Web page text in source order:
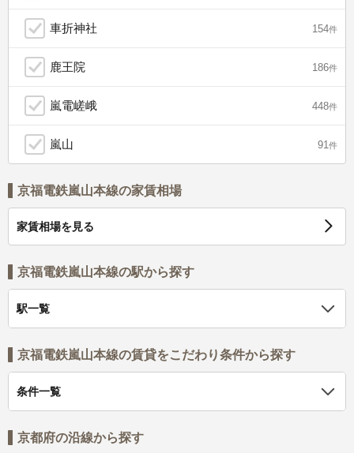
車折神社 154件
鹿王院 186件
嵐電嵯峨 448件
嵐山 91件
京福電鉄嵐山本線の家賃相場
家賃相場を見る
京福電鉄嵐山本線の駅から探す
駅一覧
京福電鉄嵐山本線の賃貸をこだわり条件から探す
条件一覧
京都府の沿線から探す